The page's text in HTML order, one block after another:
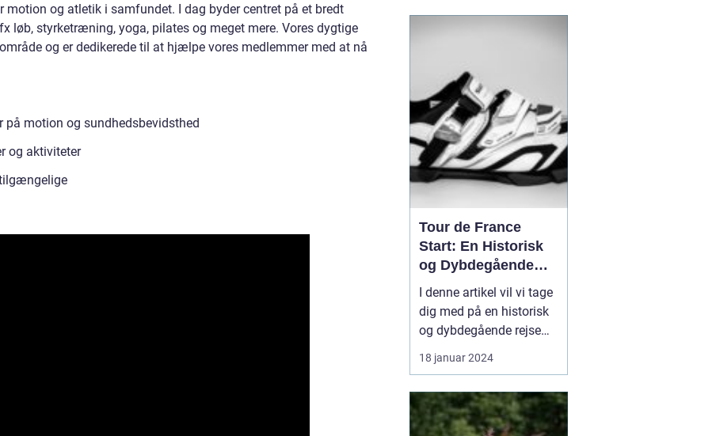
motion og atletik i samfundet. I dag byder centret på et bredt
løb, styrketræning, yoga, pilates og meget mere. Vores dygtige
og er dedikerede til at hjælpe vores medlemmer med at nå
på motion og sundhedsbevidsthed
og aktiviteter
udstyret du vælger,
påvirker ikke kun din
præstation, men også
din sikkerh...
Tour de France
Start: En Historisk
og Dybdegående
Gennemgang
I denne artikel vil vi tage
dig med på en historisk
og dybdegående rejse
gennem udviklingen af
Tour de France Start.
har fascineret sports- og
fritidsentusiaster i årtier,
18 januar 2024